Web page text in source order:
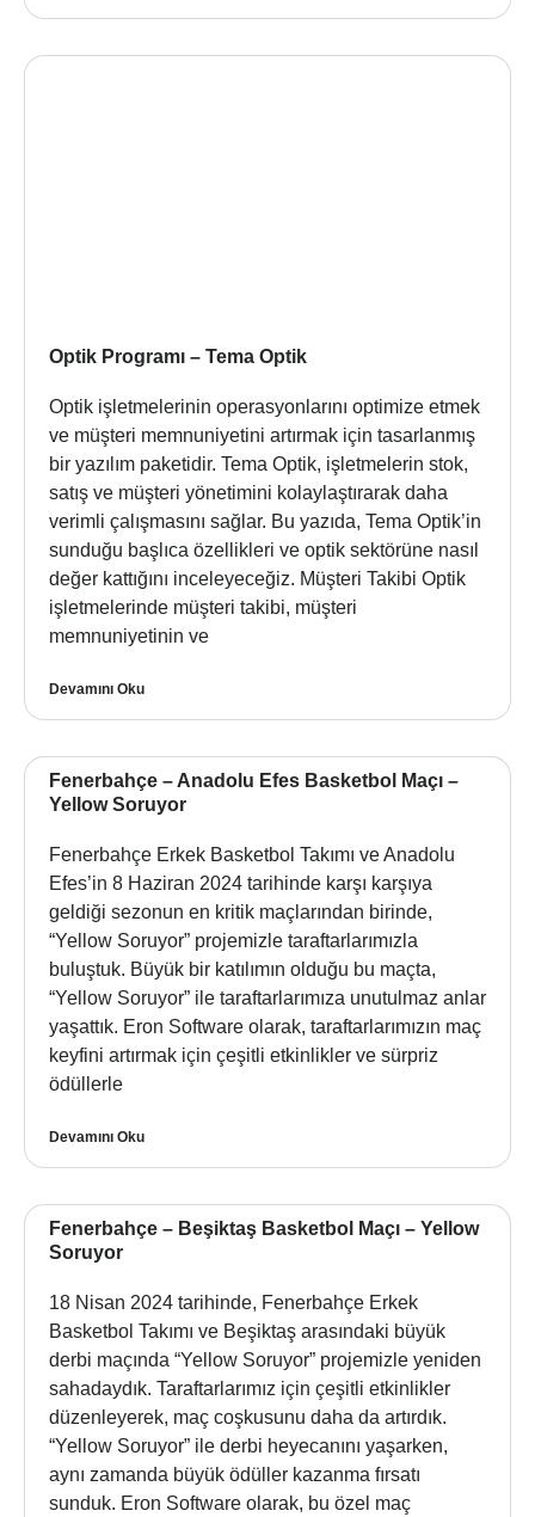
Optik Programı – Tema Optik
Optik işletmelerinin operasyonlarını optimize etmek
ve müşteri memnuniyetini artırmak için tasarlanmış
bir yazılım paketidir. Tema Optik, işletmelerin stok,
satış ve müşteri yönetimini kolaylaştırarak daha
verimli çalışmasını sağlar. Bu yazıda, Tema Optik’in
sunduğu başlıca özellikleri ve optik sektörüne nasıl
değer kattığını inceleyeceğiz. Müşteri Takibi Optik
işletmelerinde müşteri takibi, müşteri
memnuniyetinin ve
Devamını Oku
Fenerbahçe – Anadolu Efes Basketbol Maçı –
Yellow Soruyor
Fenerbahçe Erkek Basketbol Takımı ve Anadolu
Efes’in 8 Haziran 2024 tarihinde karşı karşıya
geldiği sezonun en kritik maçlarından birinde,
“Yellow Soruyor” projemizle taraftarlarımızla
buluştuk. Büyük bir katılımın olduğu bu maçta,
“Yellow Soruyor” ile taraftarlarımıza unutulmaz anlar
yaşattık. Eron Software olarak, taraftarlarımızın maç
keyfini artırmak için çeşitli etkinlikler ve sürpriz
ödüllerle
Devamını Oku
Fenerbahçe – Beşiktaş Basketbol Maçı – Yellow
Soruyor
18 Nisan 2024 tarihinde, Fenerbahçe Erkek
Basketbol Takımı ve Beşiktaş arasındaki büyük
derbi maçında “Yellow Soruyor” projemizle yeniden
sahadaydık. Taraftarlarımız için çeşitli etkinlikler
düzenleyerek, maç coşkusunu daha da artırdık.
“Yellow Soruyor” ile derbi heyecanını yaşarken,
aynı zamanda büyük ödüller kazanma fırsatı
sunduk. Eron Software olarak, bu özel maç